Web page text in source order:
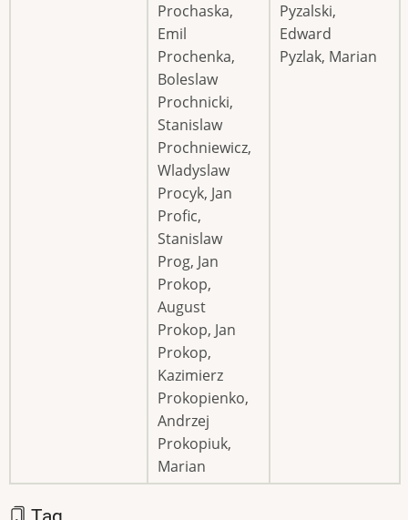
Prochaska,
Emil
Prochenka,
Boleslaw
Prochnicki,
Stanislaw
Prochniewicz,
Wladyslaw
Procyk, Jan
Profic,
Stanislaw
Prog, Jan
Prokop,
August
Prokop, Jan
Prokop,
Kazimierz
Prokopienko,
Andrzej
Prokopiuk,
Marian
Pyzalski,
Edward
Pyzlak, Marian